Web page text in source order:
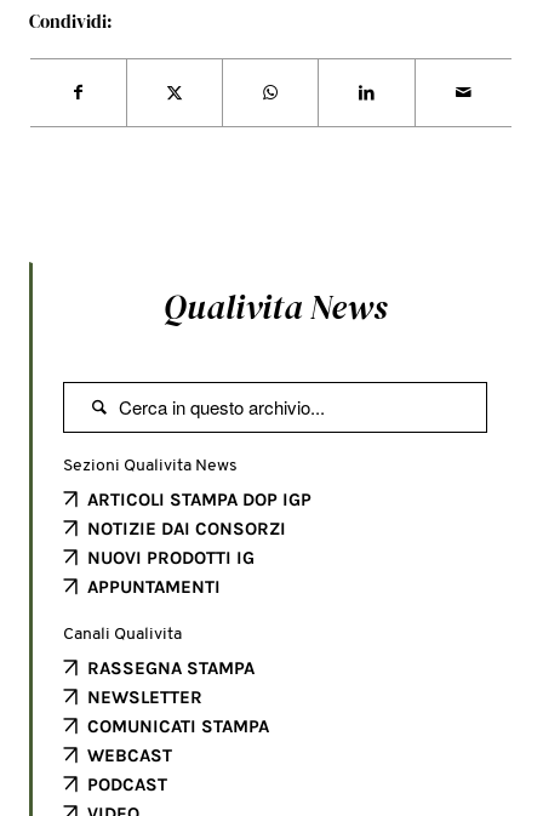
Condividi:
Qualivita News

Sezioni Qualivita News
ARTICOLI STAMPA DOP IGP
NOTIZIE DAI CONSORZI
NUOVI PRODOTTI IG
APPUNTAMENTI
Canali Qualivita
RASSEGNA STAMPA
NEWSLETTER
COMUNICATI STAMPA
WEBCAST
PODCAST